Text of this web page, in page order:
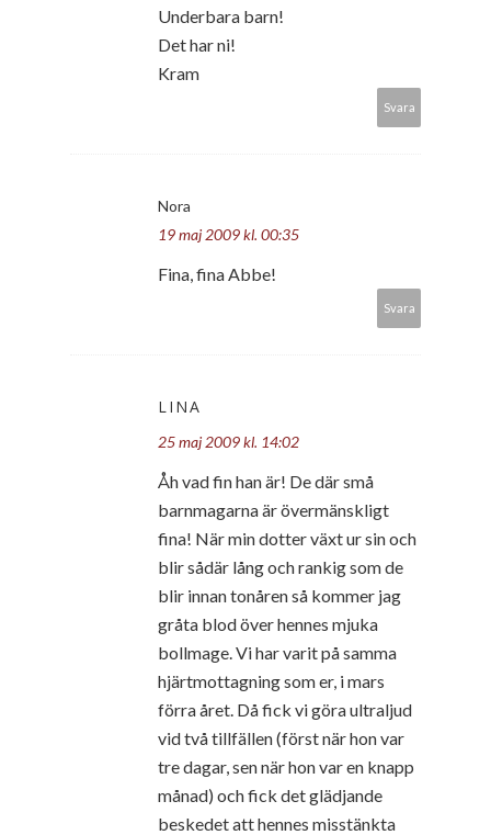
Underbara barn!
Det har ni!
Kram
Svara
Nora
19 maj 2009 kl. 00:35
Fina, fina Abbe!
Svara
LINA
25 maj 2009 kl. 14:02
Åh vad fin han är! De där små
barnmagarna är övermänskligt
fina! När min dotter växt ur sin och
blir sådär lång och rankig som de
blir innan tonåren så kommer jag
gråta blod över hennes mjuka
bollmage. Vi har varit på samma
hjärtmottagning som er, i mars
förra året. Då fick vi göra ultraljud
vid två tillfällen (först när hon var
tre dagar, sen när hon var en knapp
månad) och fick det glädjande
beskedet att hennes misstänkta